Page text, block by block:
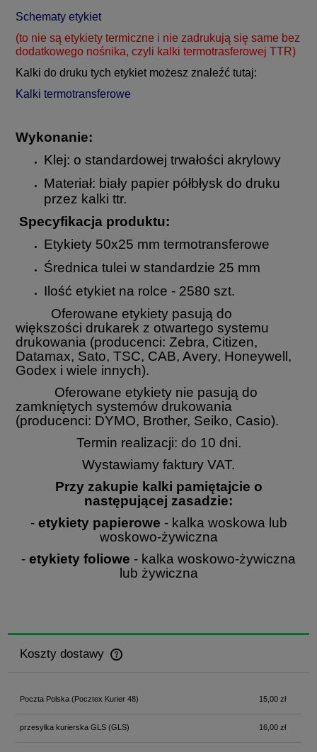
Schematy etykiet
(to nie są etykiety termiczne i nie zadrukują się same bez
dodatkowego nośnika, czyli kalki termotrasferowej TTR)
Kalki do druku tych etykiet możesz znaleźć tutaj:
Kalki termotransferowe
Wykonanie:
Klej: o standardowej trwałości akrylowy
Materiał: biały papier półbłysk do druku
przez kalki ttr.
Specyfikacja produktu:
Etykiety 50x25 mm termotransferowe
Średnica tulei w standardzie 25 mm
Ilość etykiet na rolce - 2580 szt.
Oferowane etykiety pasują do
większości drukarek z otwartego systemu
drukowania (producenci: Zebra, Citizen,
Datamax, Sato, TSC, CAB, Avery, Honeywell,
Godex i wiele innych).
Oferowane etykiety nie pasują do
zamkniętych systemów drukowania
(producenci: DYMO, Brother, Seiko, Casio).
Termin realizacji: do 10 dni.
Wystawiamy faktury VAT.
Przy zakupie kalki pamiętajcie o
następującej zasadzie:
- etykiety papierowe - kalka woskowa lub
woskowo-żywiczna
- etykiety foliowe - kalka woskowo-żywiczna
lub żywiczna
Koszty dostawy
Cena nie zawiera ewentualnych kosztów płatności
Poczta Polska(Pocztex Kurier 48) 15,00 zł
przesyłka kurierska GLS(GLS) 16,00 zł